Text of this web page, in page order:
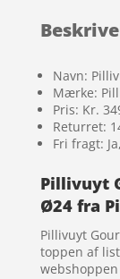
Navn:
Mærke:
Pris: Kr.
Returret:
Fri fragt:
Pillivuyt
Ø24 fra
Pillivuyt
toppen af